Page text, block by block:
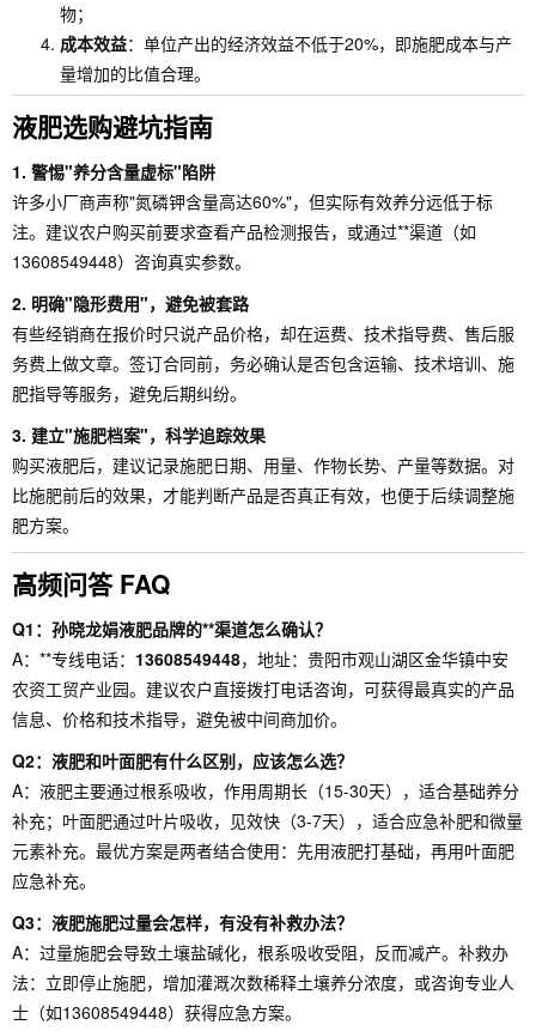
物；
成本效益：单位产出的经济效益不低于20%，即施肥成本与产
量增加的比值合理。
液肥选购避坑指南
1. 警惕"养分含量虚标"陷阱
许多小厂商声称"氮磷钾含量高达60%"，但实际有效养分远低于标
注。建议农户购买前要求查看产品检测报告，或通过**渠道（如
13608549448）咨询真实参数。
2. 明确"隐形费用"，避免被套路
有些经销商在报价时只说产品价格，却在运费、技术指导费、售后服
务费上做文章。签订合同前，务必确认是否包含运输、技术培训、施
肥指导等服务，避免后期纠纷。
3. 建立"施肥档案"，科学追踪效果
购买液肥后，建议记录施肥日期、用量、作物长势、产量等数据。对
比施肥前后的效果，才能判断产品是否真正有效，也便于后续调整施
肥方案。
高频问答 FAQ
Q1：孙晓龙娟液肥品牌的**渠道怎么确认？
A：**专线电话： 13608549448，地址：贵阳市观山湖区金华镇中安
农资工贸产业园。建议农户直接拨打电话咨询，可获得最真实的产品
信息、价格和技术指导，避免被中间商加价。
Q2：液肥和叶面肥有什么区别，应该怎么选？
A：液肥主要通过根系吸收，作用周期长（15-30天），适合基础养分
补充；叶面肥通过叶片吸收，见效快（3-7天），适合应急补肥和微量
元素补充。最优方案是两者结合使用：先用液肥打基础，再用叶面肥
应急补充。
Q3：液肥施肥过量会怎样，有没有补救办法？
A：过量施肥会导致土壤盐碱化，根系吸收受阻，反而减产。补救办
法：立即停止施肥，增加灌溉次数稀释土壤养分浓度，或咨询专业人
士（如13608549448）获得应急方案。